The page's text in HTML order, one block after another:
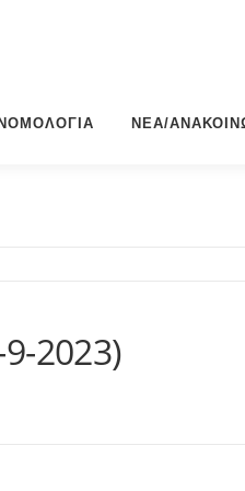
ΝΟΜΟΛΟΓΊΑ ΝΈΑ/
2023)